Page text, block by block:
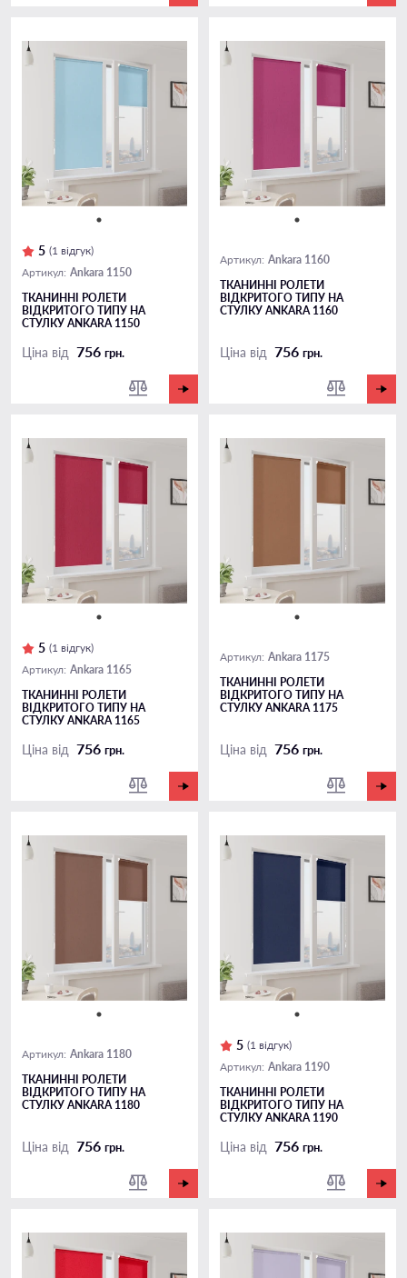
5 (1 відгук)
Артикул: Ankara 1150
ТКАНИННІ РОЛЕТИ
ВІДКРИТОГО ТИПУ НА
СТУЛКУ ANKARA 1150
Ціна від 756 грн.
Артикул: Ankara 1160
ТКАНИННІ РОЛЕТИ
ВІДКРИТОГО ТИПУ НА
СТУЛКУ ANKARA 1160
Ціна від 756 грн.
5 (1 відгук)
Артикул: Ankara 1165
ТКАНИННІ РОЛЕТИ
ВІДКРИТОГО ТИПУ НА
СТУЛКУ ANKARA 1165
Ціна від 756 грн.
Артикул: Ankara 1175
ТКАНИННІ РОЛЕТИ
ВІДКРИТОГО ТИПУ НА
СТУЛКУ ANKARA 1175
Ціна від 756 грн.
Артикул: Ankara 1180
ТКАНИННІ РОЛЕТИ
ВІДКРИТОГО ТИПУ НА
СТУЛКУ ANKARA 1180
Ціна від 756 грн.
5 (1 відгук)
Артикул: Ankara 1190
ТКАНИННІ РОЛЕТИ
ВІДКРИТОГО ТИПУ НА
СТУЛКУ ANKARA 1190
Ціна від 756 грн.